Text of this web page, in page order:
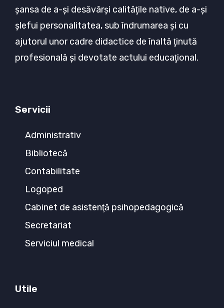
şansa de a-şi desăvârşi calităţile native, de a-şi
şlefui personalitatea, sub îndrumarea şi cu
ajutorul unor cadre didactice de înaltă ţinută
profesională şi devotate actului educaţional.
Servicii
Administrativ
Bibliotecă
Contabilitate
Logoped
Cabinet de asistenţă psihopedagogică
Secretariat
Serviciul medical
Utile